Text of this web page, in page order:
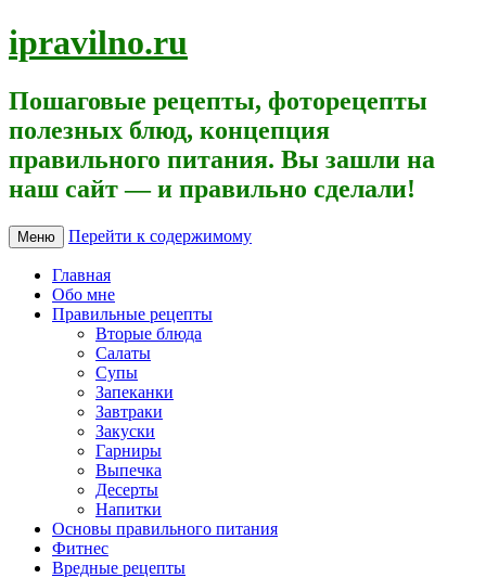
ipravilno.ru
Пошаговые рецепты, фоторецепты
полезных блюд, концепция
правильного питания. Вы зашли на
наш сайт — и правильно сделали!
Меню Перейти к содержимому
Главная
Обо мне
Правильные рецепты
Вторые блюда
Салаты
Супы
Запеканки
Завтраки
Закуски
Гарниры
Выпечка
Десерты
Напитки
Основы правильного питания
Фитнес
Вредные рецепты